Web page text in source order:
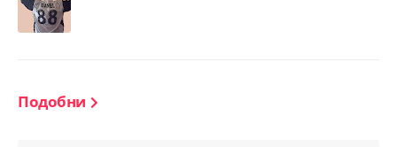
Подобни